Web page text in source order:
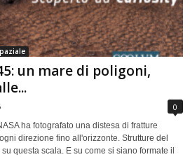
un mare di poligoni,
0
ha fotografato una distesa di fratture
direzione fino all'orizzonte. Strutture del
questa scala. E su come si siano formate il